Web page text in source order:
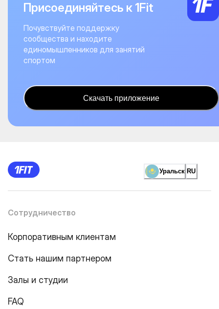
Присоединяйтесь к 1Fit
Почувствуйте поддержку
сообщества и находите
единомышленников для занятий
спортом
Скачать приложение
Уральск RU
Сотрудничество
Корпоративным клиентам
Стать нашим партнером
Залы и студии
FAQ